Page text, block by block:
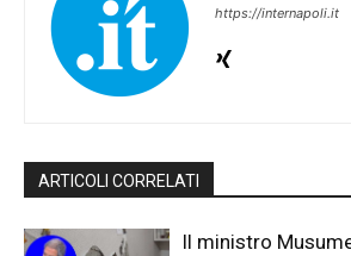
https://internapoli.it
ARTICOLI CORRELATI
Il ministro